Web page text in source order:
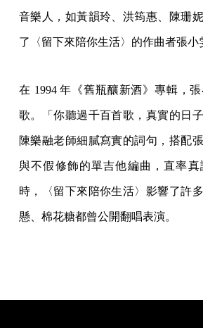
音樂人，如黃韻玲、洪筠惠、陳珊
了〈留下來陪你生活〉的作曲者張小
在 1994 年《舊瓶釀新酒》專輯，
歌。「你聽過千百首歌，真實的日
陳樂融老師細膩寫實的詞句，搭配
與不假修飾的單吉他編曲，直率真
時，〈留下來陪你生活〉影響了許
懸、棉花糖都曾公開翻唱表演。